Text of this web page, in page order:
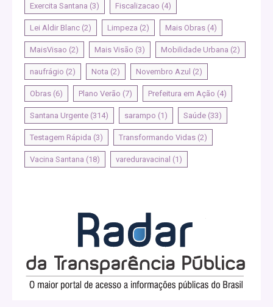
Exercita Santana (3) Fiscalizacao (4)
Lei Aldir Blanc (2) Limpeza (2) Mais Obras (4)
MaisVisao (2) Mais Visão (3) Mobilidade Urbana (2)
naufrágio (2) Nota (2) Novembro Azul (2)
Obras (6) Plano Verão (7) Prefeitura em Ação (4)
Santana Urgente (314) sarampo (1) Saúde (33)
Testagem Rápida (3) Transformando Vidas (2)
Vacina Santana (18) vareduravacinal (1)